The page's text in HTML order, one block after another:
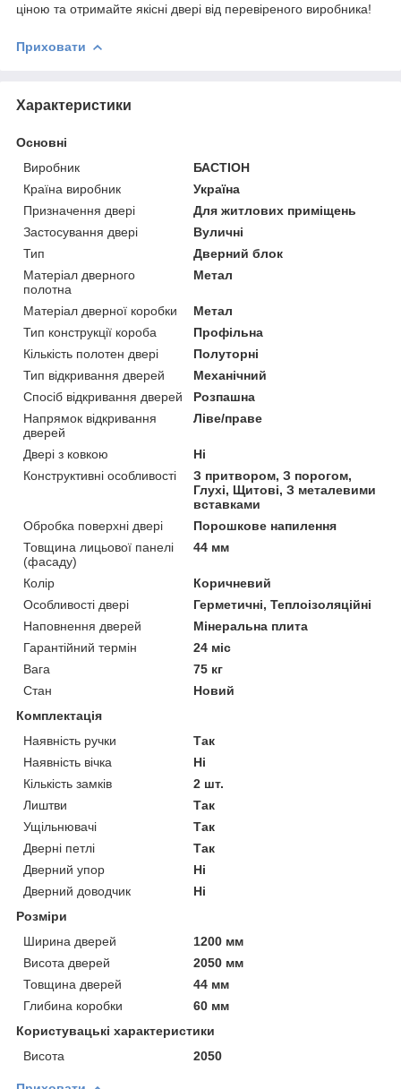
ціною та отримайте якісні двері від перевіреного виробника!
Приховати
Характеристики
Основні
Виробник
БАСТІОН
Країна виробник
Україна
Призначення двері
Для житлових приміщень
Застосування двері
Вуличні
Тип
Дверний блок
Матеріал дверного
полотна
Метал
Матеріал дверної коробки
Метал
Тип конструкції короба
Профільна
Кількість полотен двері
Полуторні
Тип відкривання дверей
Механічний
Спосіб відкривання дверей
Розпашна
Напрямок відкривання
дверей
Ліве/праве
Двері з ковкою
Ні
Конструктивні особливості
З притвором, З порогом,
Глухі, Щитові, З металевими
вставками
Обробка поверхні двері
Порошкове напилення
Товщина лицьової панелі
(фасаду)
44 мм
Колір
Коричневий
Особливості двері
Герметичні, Теплоізоляційні
Наповнення дверей
Мінеральна плита
Гарантійний термін
24 міс
Вага
75 кг
Стан
Новий
Комплектація
Наявність ручки
Так
Наявність вічка
Ні
Кількість замків
2 шт.
Лиштви
Так
Ущільнювачі
Так
Дверні петлі
Так
Дверний упор
Ні
Дверний доводчик
Ні
Розміри
Ширина дверей
1200 мм
Висота дверей
2050 мм
Товщина дверей
44 мм
Глибина коробки
60 мм
Користувацькі характеристики
Висота
2050